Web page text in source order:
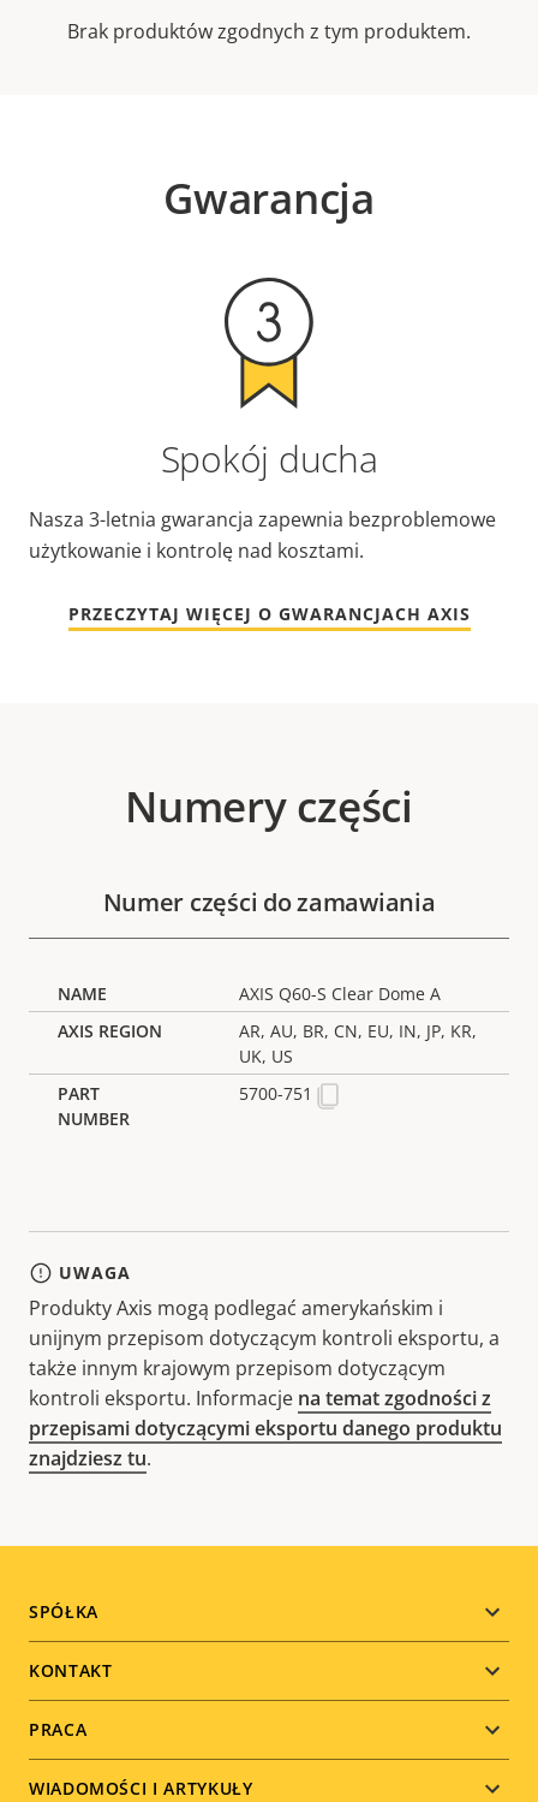
Brak produktów zgodnych z tym produktem.
Gwarancja
Spokój ducha
Nasza 3-letnia gwarancja zapewnia bezproblemowe
użytkowanie i kontrolę nad kosztami.
PRZECZYTAJ WIĘCEJ O GWARANCJACH AXIS
Numery części
Numer części do zamawiania
AXIS Q60-S Clear Dome A
AR, AU, BR, CN, EU, IN, JP, KR,
UK, US
5700-751
UWAGA
Produkty Axis mogą podlegać amerykańskim i
unijnym przepisom dotyczącym kontroli eksportu, a
także innym krajowym przepisom dotyczącym
kontroli eksportu. Informacje na temat zgodności z
przepisami dotyczącymi eksportu danego produktu
znajdziesz tu.
Footer
menu
SPÓŁKA
KONTAKT
PRACA
WIADOMOŚCI I ARTYKUŁY